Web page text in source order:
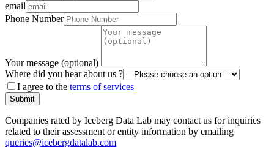
email
Phone Number
Your message (optional)
Where did you hear about us ?
I agree to the terms of services
Submit
Companies rated by Iceberg Data Lab may contact us for inquiries
related to their assessment or entity information by emailing
queries@icebergdatalab.com